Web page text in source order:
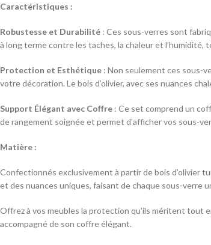
Caractéristiques :
Robustesse et Durabilité : Ces sous-verres sont
à long terme contre les taches, la chaleur et
Protection et Esthétique : Non seulement ces sous-
votre décoration. Le bois d’olivier, avec ses nuances
Support Élégant avec Coffre : Ce set comprend un
de rangement soignée et permet d’afficher vos sous-
Matière :
Confectionnés exclusivement à partir de bois d’olivier
et des nuances uniques, faisant de chaque sous-verre
Offrez à vos meubles la protection qu’ils méritent tout
accompagné de son coffre élégant.